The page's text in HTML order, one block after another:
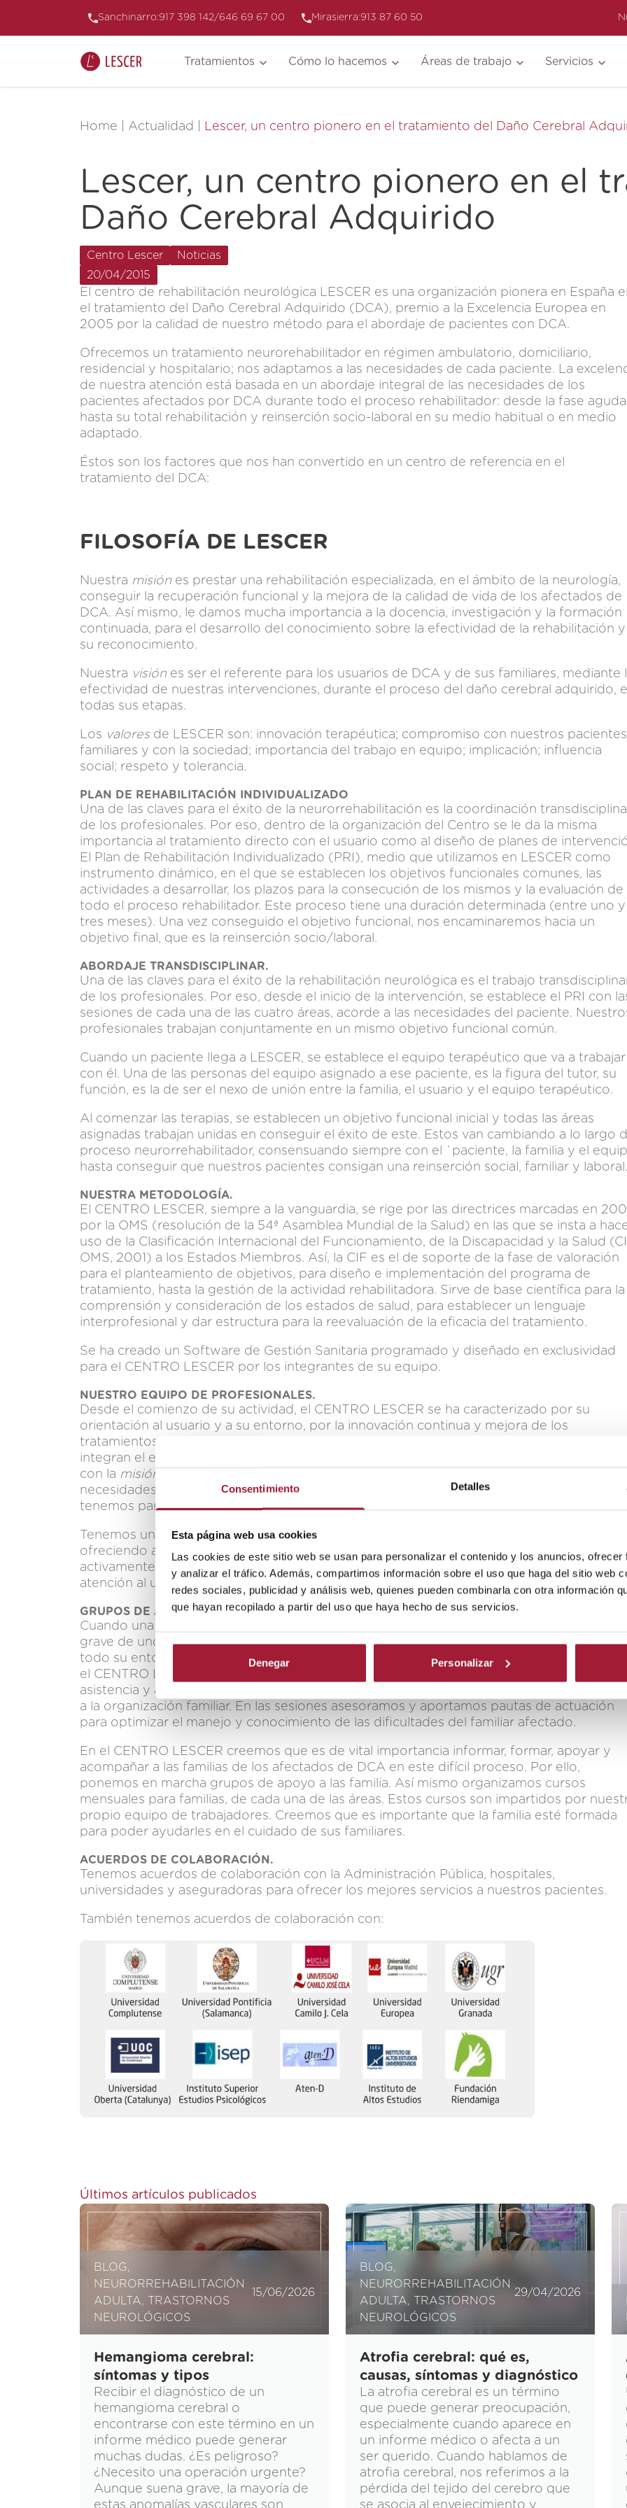
Consentimiento Detalles
Esta página web usa cookies
Las cookies de este sitio web se usan para personalizar el contenido y los anuncios,
y analizar el tráfico. Además, compartimos información sobre el uso que haga del sitio web
redes sociales, publicidad y análisis web, quienes pueden combinarla con otra información
que hayan recopilado a partir del uso que haya hecho de sus servicios.
Denegar Personalizar
Sanchinarro:917 398 142/646 69 67 00 Mirasierra:913 87 60 50
Tratamientos Cómo lo hacemos Áreas de trabajo Servicios
Home Actualidad Lescer, un centro pionero en el tratamiento del Daño Cerebral
Lescer, un centro pionero en el
Daño Cerebral Adquirido
Centro Lescer
Noticias
20/04/2015
El centro de rehabilitación neurológica LESCER es una organización pionera en España
el tratamiento del Daño Cerebral Adquirido (DCA), premio a la Excelencia Europea en
2005 por la calidad de nuestro método para el abordaje de pacientes con DCA.
Ofrecemos un tratamiento neurorehabilitador en régimen ambulatorio, domiciliario,
residencial y hospitalario; nos adaptamos a las necesidades de cada paciente. La
de nuestra atención está basada en un abordaje integral de las necesidades de los
pacientes afectados por DCA durante todo el proceso rehabilitador: desde la fase aguda
hasta su total rehabilitación y reinserción socio-laboral en su medio habitual o en medio
adaptado.
Éstos son los factores que nos han convertido en un centro de referencia en el
tratamiento del DCA:
FILOSOFÍA DE LESCER
Nuestra misión es prestar una rehabilitación especializada, en el ámbito de la neurología,
conseguir la recuperación funcional y la mejora de la calidad de vida de los afectados de
DCA. Así mismo, le damos mucha importancia a la docencia, investigación y la formación
continuada, para el desarrollo del conocimiento sobre la efectividad de la rehabilitación y
su reconocimiento.
Nuestra visión es ser el referente para los usuarios de DCA y de sus familiares, mediante
efectividad de nuestras intervenciones, durante el proceso del daño cerebral adquirido,
todas sus etapas.
Los valoresde LESCER son: innovación terapéutica; compromiso con nuestros
familiares y con la sociedad; importancia del trabajo en equipo; implicación; influencia
social; respeto y tolerancia.
PLAN DE REHABILITACIÓN INDIVIDUALIZADO
Una de las claves para el éxito de la neurorrehabilitación es la coordinación
de los profesionales. Por eso, dentro de la organización del Centro se le da la misma
importancia al tratamiento directo con el usuario como al diseño de planes de
El Plan de Rehabilitación Individualizado (PRI), medio que utilizamos en LESCER como
instrumento dinámico, en el que se establecen los objetivos funcionales comunes, las
actividades a desarrollar, los plazos para la consecución de los mismos y la evaluación de
todo el proceso rehabilitador. Este proceso tiene una duración determinada (entre uno y
tres meses). Una vez conseguido el objetivo funcional, nos encaminaremos hacia un
objetivo final, que es la reinserción socio/laboral.
ABORDAJE TRANSDISCIPLINAR.
Una de las claves para el éxito de la rehabilitación neurológica es el trabajo
de los profesionales. Por eso, desde el inicio de la intervención, se establece el PRI con
sesiones de cada una de las cuatro áreas, acorde a las necesidades del paciente.
profesionales trabajan conjuntamente en un mismo objetivo funcional común.
Cuando un paciente llega a LESCER, se establece el equipo terapéutico que va a trabajar
con él. Una de las personas del equipo asignado a ese paciente, es la figura del tutor, su
función, es la de ser el nexo de unión entre la familia, el usuario y el equipo terapéutico.
Al comenzar las terapias, se establecen un objetivo funcional inicial y todas las áreas
asignadas trabajan unidas en conseguir el éxito de este. Estos van cambiando a lo largo
proceso neurorrehabilitador, consensuando siempre con el `paciente, la familia y el
hasta conseguir que nuestros pacientes consigan una reinserción social, familiar y laboral.
NUESTRA METODOLOGÍA.
El CENTRO LESCER, siempre a la vanguardia, se rige por las directrices marcadas en
por la OMS (resolución de la 54ª Asamblea Mundial de la Salud) en las que se insta a
uso de la Clasificación Internacional del Funcionamiento, de la Discapacidad y la Salud
OMS, 2001) a los Estados Miembros. Así, la CIF es el de soporte de la fase de valoración
para el planteamiento de objetivos, para diseño e implementación del programa de
tratamiento, hasta la gestión de la actividad rehabilitadora. Sirve de base científica para la
comprensión y consideración de los estados de salud, para establecer un lenguaje
interprofesional y dar estructura para la reevaluación de la eficacia del tratamiento.
Se ha creado un Software de Gestión Sanitaria programado y diseñado en exclusividad
para el CENTRO LESCER por los integrantes de su equipo.
NUESTRO EQUIPO DE PROFESIONALES.
Desde el comienzo de su actividad, el CENTRO LESCER se ha caracterizado por su
orientación al usuario y a su entorno, por la innovación continua y mejora de los
tratamientos. En resumen, por la alta calidad técnica y humana de las personas que
integran el equipo. Contamos con profesionales altamente cualificados y comprometidos
con la misión
necesidades físicas y anímicas y a las oportunidades que, desde el trabajo con el usuario,
tenemos para mejorar en nuestros procesos de rehabilitación y asistencia.
Tenemos un Plan de Recursos Humanos basado en la Gestión por Competencias,
ofreciendo al personal oportunidades de crecimiento profesional y personal,
activamente el desarrollo continuo de sus competencias para lograr la excelencia en la
atención al usuario.
GRUPOS DE APOYO A LAS FAMILIAS.
Cuando una familia sufre un acontecimiento vital tan impactante como es una
grave de unos de sus miembros, todo cambia. No sólo la vida del paciente lo sufre, sino
todo su entorno familiar, por lo que es necesario reestructurar toda la dinámica familiar. En
el CENTRO LESCER integramos a las familias dentro del tratamiento, permitiendo su
asistencia y aprendizaje activo dentro de las sesiones de terapia, marcados por el respeto
a la organización familiar. En las sesiones asesoramos y aportamos pautas de actuación
para optimizar el manejo y conocimiento de las dificultades del familiar afectado.
En el CENTRO LESCER creemos que es de vital importancia informar, formar, apoyar y
acompañar a las familias de los afectados de DCA en este difícil proceso. Por ello,
ponemos en marcha grupos de apoyo a las familia. Así mismo organizamos cursos
mensuales para familias, de cada una de las áreas. Estos cursos son impartidos por
propio equipo de trabajadores. Creemos que es importante que la familia esté formada
para poder ayudarles en el cuidado de sus familiares.
ACUERDOS DE COLABORACIÓN.
Tenemos acuerdos de colaboración con la Administración Pública, hospitales,
universidades y aseguradoras para ofrecer los mejores servicios a nuestros pacientes.
También tenemos acuerdos de colaboración con:
Últimos artículos publicados
BLOG
NEURORREHABILITACIÓN
ADULTA, TRASTORNOS
NEUROLÓGICOS
15/06/2026
Hemangioma cerebral:
síntomas y tipos
Recibir el diagnóstico de un
hemangioma cerebral o
encontrarse con este término en un
informe médico puede generar
muchas dudas. ¿Es peligroso?
¿Necesito una operación urgente?
Aunque suena grave, la mayoría de
estas anomalías vasculares son
BLOG,
NEURORREHABILITACIÓN
ADULTA, TRASTORNOS
NEUROLÓGICOS
29/04/2026
Atrofia cerebral: qué es,
causas, síntomas y diagnóstico
La atrofia cerebral es un término
que puede generar preocupación,
especialmente cuando aparece en
un informe médico o afecta a un
ser querido. Cuando hablamos de
atrofia cerebral, nos referimos a la
pérdida del tejido del cerebro que
se asocia al envejecimiento y